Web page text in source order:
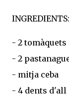
INGREDIENTS:
- 2 tomàquets
- 2
- mitja ceba
- 4 dents d'all